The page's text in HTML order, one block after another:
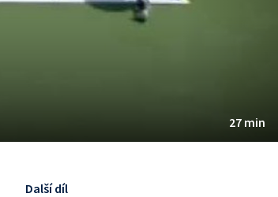
27 min
Další díl